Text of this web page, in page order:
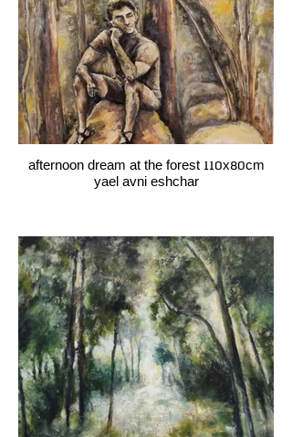
afternoon dream at the forest 110x80cm
yael avni eshchar